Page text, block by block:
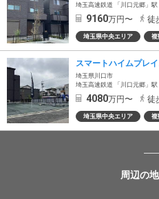
埼玉高速鉄道 「川口元郷」
9160万円〜 徒
埼玉県中央エリア 複
スマートハイムプレ
埼玉県川口市
埼玉高速鉄道 「川口元郷」
4080万円〜 徒
埼玉県中央エリア 複
周辺の